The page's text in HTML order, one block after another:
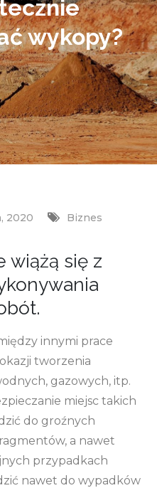
wykopy?
2020 Biznes
wiążą się z
innymi prace
tworzenia
gazowych, itp.
miejsc takich
do groźnych
a nawet
przypadkach
nawet do wypadków